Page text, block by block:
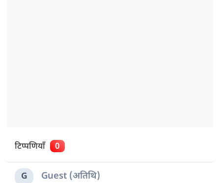
टिप्पणियाँ 0
G Guest (अतिथि)